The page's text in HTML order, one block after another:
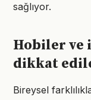
sağlıyor.
Hobiler ve
dikkat
Bireysel